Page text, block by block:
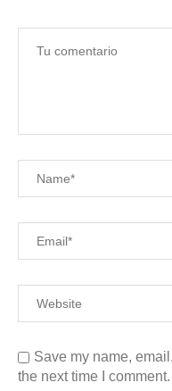
Save my name,
the next time I comment.